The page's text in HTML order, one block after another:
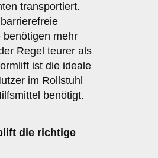
transportiert.
benötigen mehr
Regel teurer als
ist die ideale
im Rollstuhl
benötigt.
die richtige